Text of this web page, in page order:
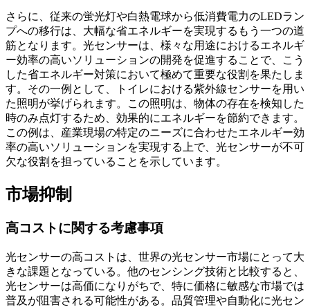
さらに、従来の蛍光灯や白熱電球から低消費電力のLEDラン
プへの移行は、大幅な省エネルギーを実現するもう一つの道
筋となります。光センサーは、様々な用途におけるエネルギ
ー効率の高いソリューションの開発を促進することで、こう
した省エネルギー対策において極めて重要な役割を果たしま
す。その一例として、トイレにおける紫外線センサーを用い
た照明が挙げられます。この照明は、物体の存在を検知した
時のみ点灯するため、効果的にエネルギーを節約できます。
この例は、産業現場の特定のニーズに合わせたエネルギー効
率の高いソリューションを実現する上で、光センサーが不可
欠な役割を担っていることを示しています。
市場抑制
高コストに関する考慮事項
光センサーの高コストは、世界の光センサー市場にとって大
きな課題となっている。他のセンシング技術と比較すると、
光センサーは高価になりがちで、特に価格に敏感な市場では
普及が阻害される可能性がある。品質管理や自動化に光セン